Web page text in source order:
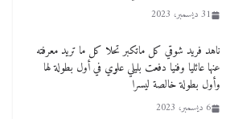
31 ديسمبر، 2023
ناهد فريد شوقي كل ماتكبر تحلا كل ما تريد معرفته
عنها عائليا وفنيا دفعت بليلي علوي في أول بطولة لها
وأول بطولة خالصة ليسرا
6 ديسمبر، 2023